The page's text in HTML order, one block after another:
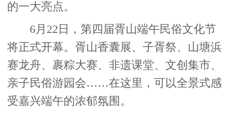
的一大亮点。
6月22日，第四届胥山端午民俗文化节
将正式开幕。胥山香囊展、子胥祭、山塘浜
赛龙舟、裹粽大赛、非遗课堂、文创集市、
亲子民俗游园会……在这里，可以全景式感
受嘉兴端午的浓郁氛围。